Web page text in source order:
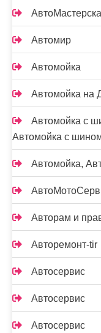
Автомир
Автомойка
Автомойка на
Автомойка с
Автомойка с
Автомойка,
Авторам и
Авторемонт-tir
Автосервис
Автосервис
Автосервис